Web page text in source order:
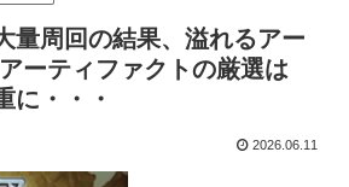
量周回の結果、溢れるアー
ーティファクトの厳選は
に・・・
2026.06.11